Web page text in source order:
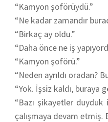
“Kamyon şoförüydü.”
“Ne kadar zamandır
“Birkaç ay oldu.”
“Daha önce ne iş
“Kamyon şoförü.”
“Neden ayrıldı oradan?
“Yok. İşsiz kaldı, buraya
“Bazı şikayetler
çalışmaya devam etmiş.